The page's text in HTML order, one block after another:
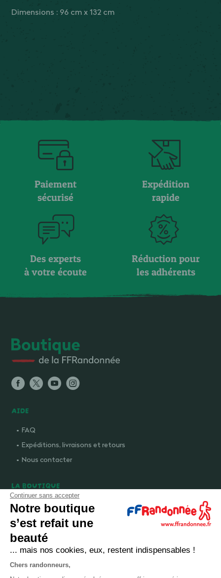
Dimensions : 96 cm x 132 cm
Paiement
sécurisé
Expédition
rapide
Des experts
à votre écoute
Réduction pour
les adhérents
AIDE
FAQ
Expéditions, livraisons et retours
Nous contacter
LA BOUTIQUE
Qui sommes-nous ?
Comment devenir adhérent ?
Mentions légales
CGV et politique de confidentialité
Cookies
Continuer sans accepter
Notre boutique
s’est refait une
beauté
... mais nos cookies, eux, restent indispensables !
Chers randonneurs,